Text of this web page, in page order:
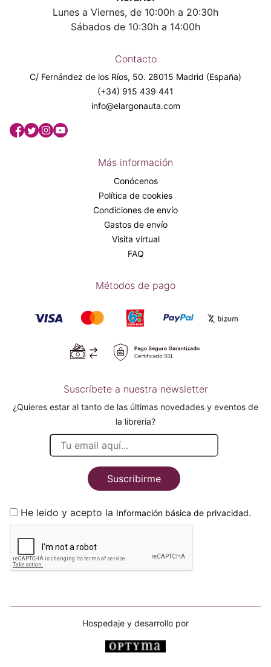
Lunes a Viernes, de 10:00h a 20:30h
Sábados de 10:30h a 14:00h
Contacto
C/ Fernández de los Ríos, 50. 28015 Madrid (España)
(+34) 915 439 441
info@elargonauta.com
Más información
Conócenos
Política de cookies
Condiciones de envío
Gastos de envío
Visita virtual
FAQ
Métodos de pago
Suscríbete a nuestra newsletter
¿Quieres estar al tanto de las últimas novedades y eventos de
la librería?
Suscribirme
He leido y acepto la Información básica de privacidad.
Hospedaje y desarrollo por